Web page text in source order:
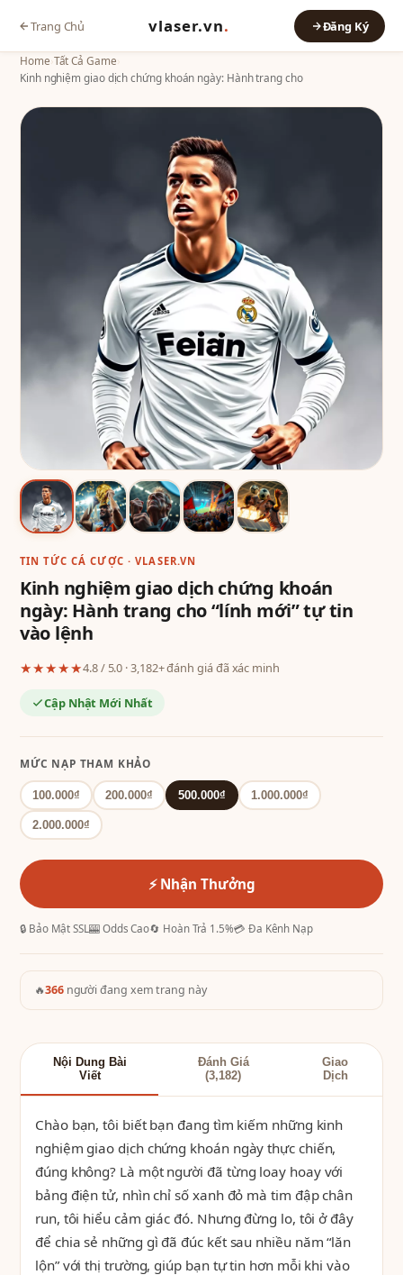
Trang Chủ vlaser.vn. Đăng Ký
Home›Tất Cả Game›
Kinh nghiệm giao dịch chứng khoán ngày: Hành trang cho
TIN TỨC CÁ CƯỢC · VLASER.VN
Kinh nghiệm giao dịch chứng khoán
ngày: Hành trang cho “lính mới” tự tin
vào lệnh
★★★★★4.8 / 5.0 · 3,182+ đánh giá đã xác minh
Cập Nhật Mới Nhất
MỨC NẠP THAM KHẢO
100.000₫ 200.000₫ 500.000₫ 1.000.000₫
2.000.000₫
⚡ Nhận Thưởng
🔒 Bảo Mật SSL🎰 Odds Cao🔄 Hoàn Trả 1.5%💳 Đa Kênh Nạp
🔥366người đang xem trang này
Nội Dung Bài
Viết
Đánh Giá
(3,182)
Giao
Dịch
Chào bạn, tôi biết bạn đang tìm kiếm những kinh
nghiệm giao dịch chứng khoán ngày thực chiến,
đúng không? Là một người đã từng loay hoay với
bảng điện tử, nhìn chỉ số xanh đỏ mà tim đập chân
run, tôi hiểu cảm giác đó. Nhưng đừng lo, tôi ở đây
để chia sẻ những gì đã đúc kết sau nhiều năm “lăn
lộn” với thị trường, giúp bạn tự tin hơn mỗi khi vào